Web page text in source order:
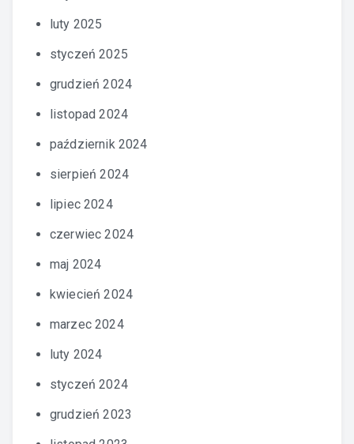
luty 2025
styczeń 2025
grudzień 2024
listopad 2024
październik 2024
sierpień 2024
lipiec 2024
czerwiec 2024
maj 2024
kwiecień 2024
marzec 2024
luty 2024
styczeń 2024
grudzień 2023